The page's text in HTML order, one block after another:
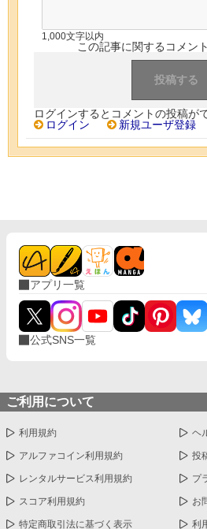
1,000文字以内
この記事に関するコメン
ログインするとコメントの投稿が
ログイン
新規ユーザ登録
アプリ一覧
公式SNS一覧
ご利用について
利用規約 ヘ
アルファコイン利用規約 投
レンタルサービス利用規約 プ
スコア利用規約 お
特定商取引法に基づく表示 利